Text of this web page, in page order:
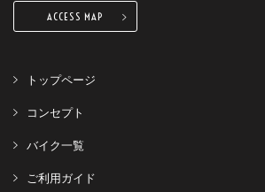
ACCESS MAP
トップページ
コンセプト
バイク一覧
ご利用ガイド